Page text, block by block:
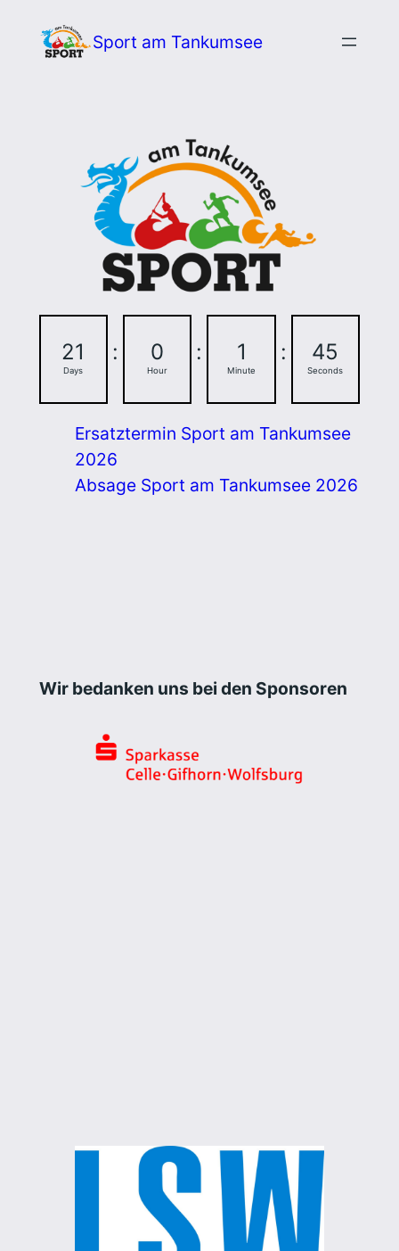
Inhalt
Sport am Tankumsee
21
Days
: 0
Hour
: 1
Minute
: 44
Seconds
Ersatztermin Sport am Tankumsee
2026
Absage Sport am Tankumsee 2026
Wir bedanken uns bei den Sponsoren